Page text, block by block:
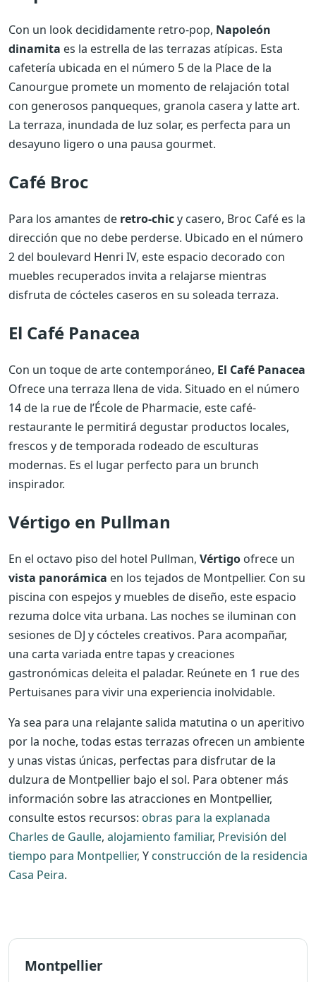
Con un look decididamente retro-pop, Napoleón
dinamita es la estrella de las terrazas atípicas. Esta
cafetería ubicada en el número 5 de la Place de la
Canourgue promete un momento de relajación total
con generosos panqueques, granola casera y latte art.
La terraza, inundada de luz solar, es perfecta para un
desayuno ligero o una pausa gourmet.
Café Broc
Para los amantes de retro-chicy casero, Broc Café es la
dirección que no debe perderse. Ubicado en el número
2 del boulevard Henri IV, este espacio decorado con
muebles recuperados invita a relajarse mientras
disfruta de cócteles caseros en su soleada terraza.
El Café Panacea
Con un toque de arte contemporáneo, El Café Panacea
Ofrece una terraza llena de vida. Situado en el número
14 de la rue de l’École de Pharmacie, este café-
restaurante le permitirá degustar productos locales,
frescos y de temporada rodeado de esculturas
modernas. Es el lugar perfecto para un brunch
inspirador.
Vértigo en Pullman
En el octavo piso del hotel Pullman, Vértigo ofrece un
vista panorámica en los tejados de Montpellier. Con su
piscina con espejos y muebles de diseño, este espacio
rezuma dolce vita urbana. Las noches se iluminan con
sesiones de DJ y cócteles creativos. Para acompañar,
una carta variada entre tapas y creaciones
gastronómicas deleita el paladar. Reúnete en 1 rue des
Pertuisanes para vivir una experiencia inolvidable.
Ya sea para una relajante salida matutina o un aperitivo
por la noche, todas estas terrazas ofrecen un ambiente
y unas vistas únicas, perfectas para disfrutar de la
dulzura de Montpellier bajo el sol. Para obtener más
información sobre las atracciones en Montpellier,
consulte estos recursos: obras para la explanada
Charles de Gaulle, alojamiento familiar, Previsión del
tiempo para Montpellier, Y construcción de la residencia
Casa Peira.
Montpellier